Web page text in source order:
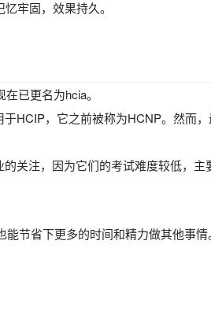
牢固，效果持久。
已更名为hcia。
HCIP，它之前被称为HCNP。然而
关注，因为它们的考试难度较低，
节省下更多的时间和精力做其他事